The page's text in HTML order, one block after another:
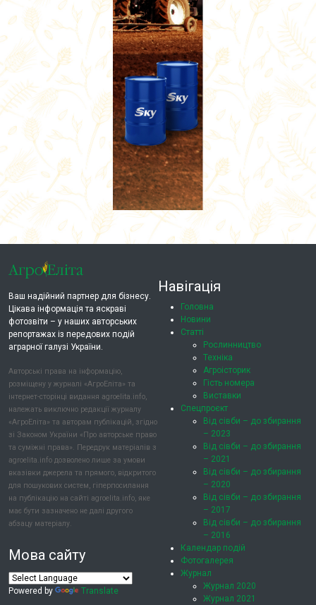
Ваш надійний партнер для бізнесу.
Цікава інформація та яскраві
фотозвіти – у наших авторських
репортажах із передових подій
аграрної галузі України.
Авторські права на інформацію,
розміщену у журналі «АгроЕліта» та
інтернет-сторінці видання agroelita.info,
належать виключно редакції журналу
«АгроЕліта» та авторам публікацій, згідно
зі Законом України «Про авторське право
та суміжні права». Передрук матеріалів з
agroelita.info дозволено лише за умови
вказівки джерела та прямого, відкритого
для пошукових систем, гіперпосилання
на публікацію на сайті agroelita.info, яке
має бути зазначено не далі другого
абзацу матеріалу.
Мова сайту
Powered by Translate
Навігація
Головна
Новини
Статті
Рослинництво
Техніка
Агроісторик
Гість номера
Виставки
Спецпроєкт
Від сівби – до збирання
– 2023
Від сівби – до збирання
– 2021
Від сівби – до збирання
– 2020
Від сівби – до збирання
– 2017
Від сівби – до збирання
– 2016
Календар подій
Фотогалерея
Журнал
Журнал 2020
Журнал 2021